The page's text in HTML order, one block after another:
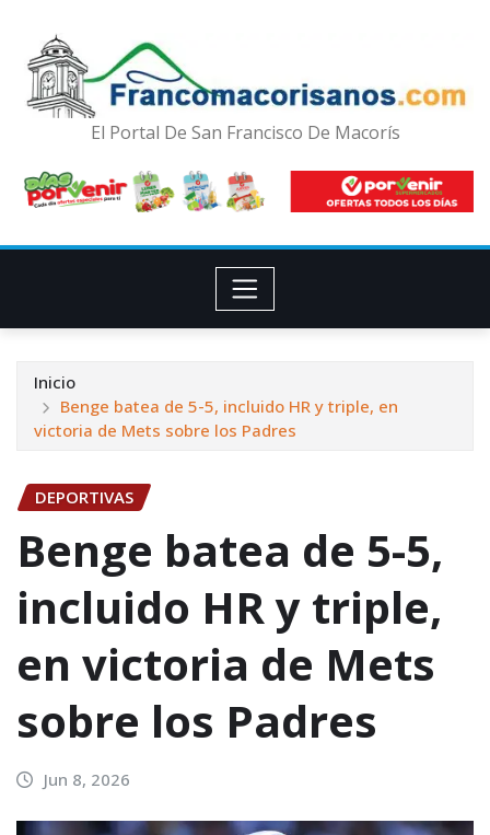
El Portal De San Francisco De Macorís
Inicio
Benge batea de 5-5, incluido HR y triple, en
victoria de Mets sobre los Padres
DEPORTIVAS
Benge batea de 5-5,
incluido HR y triple,
en victoria de Mets
sobre los Padres
Jun 8, 2026